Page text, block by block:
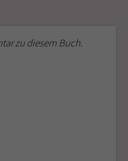
zu diesem Buch.